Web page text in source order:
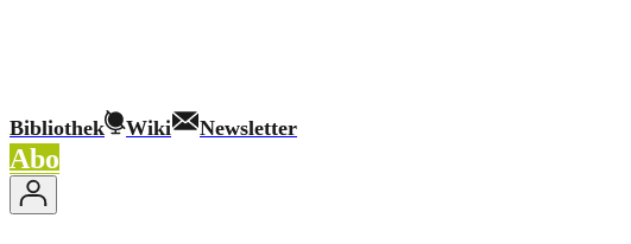
Bibliothek Wiki Newsletter
Abo